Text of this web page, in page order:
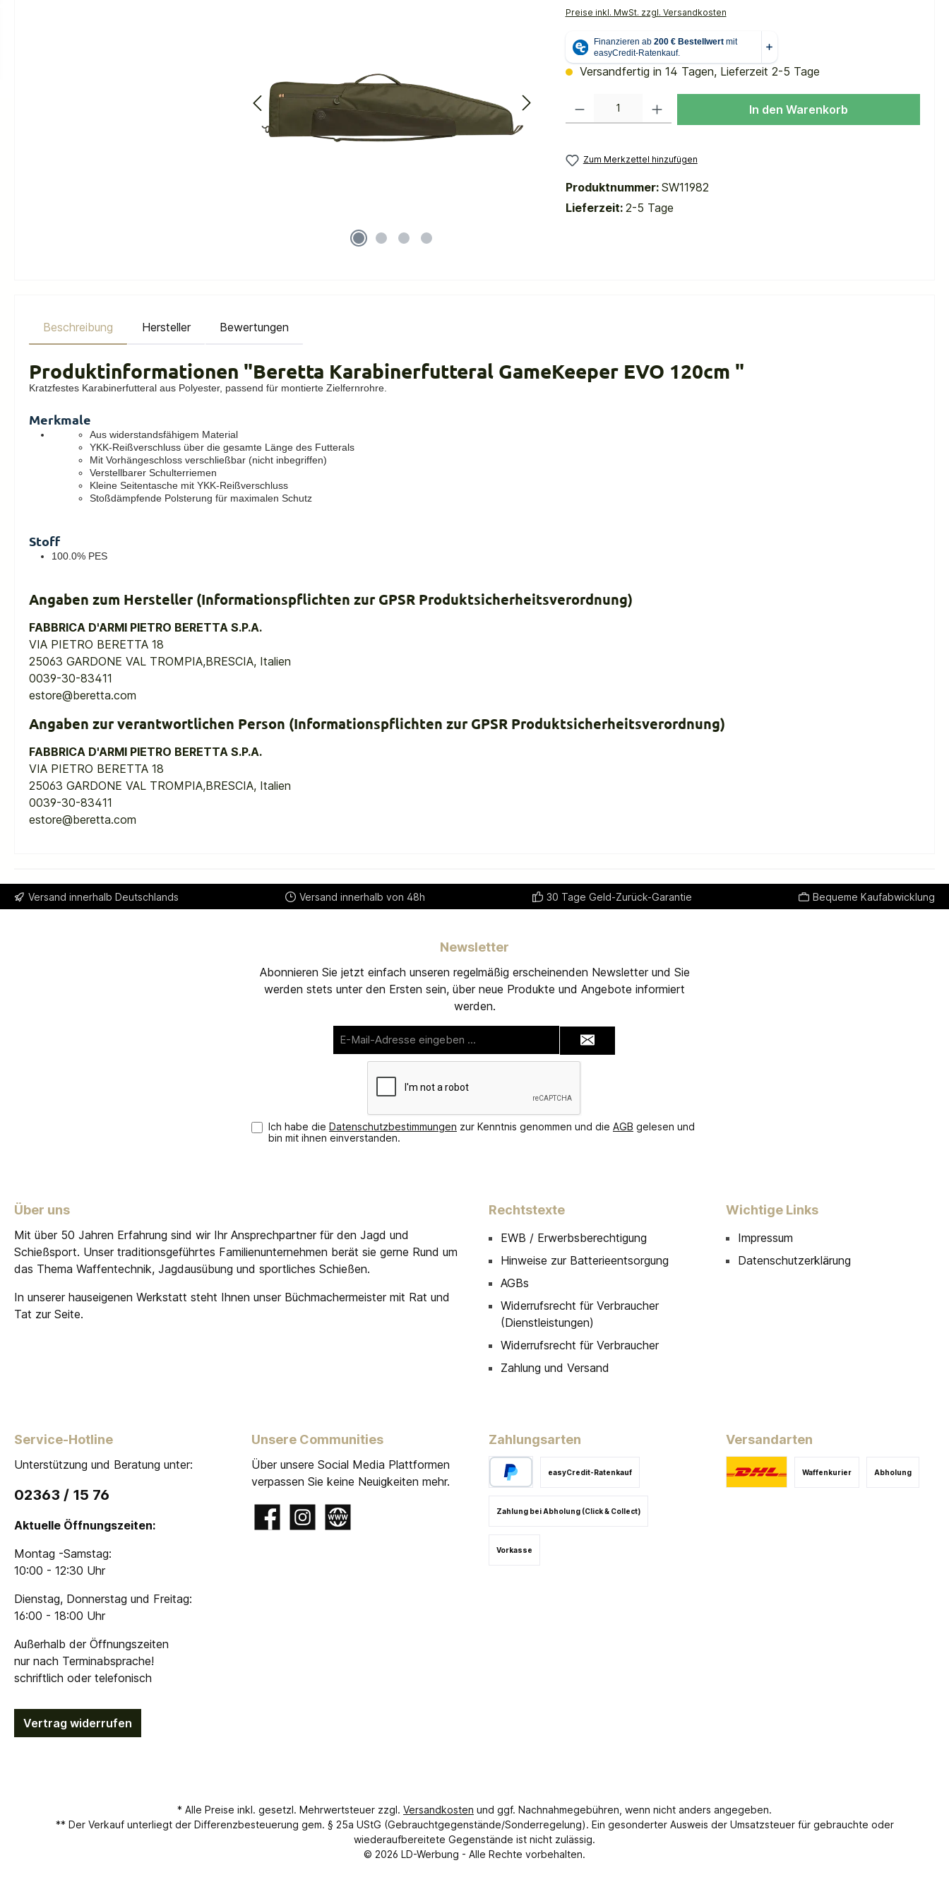
Preise inkl. MwSt. zzgl. Versandkosten
Versandfertig in 14 Tagen, Lieferzeit 2-5 Tage
In den Warenkorb
Zum Merkzettel hinzufügen
Produktnummer: SW11982
Lieferzeit: 2-5 Tage
Beschreibung Hersteller Bewertungen
Produktinformationen "Beretta Karabinerfutteral GameKeeper EVO 120cm "
Kratzfestes Karabinerfutteral aus Polyester, passend für montierte Zielfernrohre.
Merkmale
Aus widerstandsfähigem Material
YKK-Reißverschluss über die gesamte Länge des Futterals
Mit Vorhängeschloss verschließbar (nicht inbegriffen)
Verstellbarer Schulterriemen
Kleine Seitentasche mit YKK-Reißverschluss
Stoßdämpfende Polsterung für maximalen Schutz
Stoff
100.0% PES
Angaben zum Hersteller (Informationspflichten zur GPSR Produktsicherheitsverordnung)
FABBRICA D'ARMI PIETRO BERETTA S.P.A.
VIA PIETRO BERETTA 18
25063 GARDONE VAL TROMPIA,BRESCIA, Italien
0039-30-83411
estore@beretta.com
Angaben zur verantwortlichen Person (Informationspflichten zur GPSR Produktsicherheitsverordnung)
FABBRICA D'ARMI PIETRO BERETTA S.P.A.
VIA PIETRO BERETTA 18
25063 GARDONE VAL TROMPIA,BRESCIA, Italien
0039-30-83411
estore@beretta.com
Versand innerhalb Deutschlands Versand innerhalb von 48h 30 Tage Geld-Zurück-Garantie Bequeme Kaufabwicklung
Newsletter
Abonnieren Sie jetzt einfach unseren regelmäßig erscheinenden Newsletter und Sie
werden stets unter den Ersten sein, über neue Produkte und Angebote informiert
werden.
Mail-
Adresse*
Ich habe die Datenschutzbestimmungen zur Kenntnis genommen und die AGB gelesen und
bin mit ihnen einverstanden.
Über uns
Mit über 50 Jahren Erfahrung sind wir Ihr Ansprechpartner für den Jagd und
Schießsport. Unser traditionsgeführtes Familienunternehmen berät sie gerne Rund um
das Thema Waffentechnik, Jagdausübung und sportliches Schießen.
In unserer hauseigenen Werkstatt steht Ihnen unser Büchmachermeister mit Rat und
Tat zur Seite.
Rechtstexte
EWB / Erwerbsberechtigung
Hinweise zur Batterieentsorgung
AGBs
Widerrufsrecht für Verbraucher
(Dienstleistungen)
Widerrufsrecht für Verbraucher
Zahlung und Versand
Wichtige Links
Impressum
Datenschutzerklärung
Service-Hotline
Unterstützung und Beratung unter:
02363 / 15 76
Aktuelle Öffnungszeiten:
Montag -Samstag:
10:00 - 12:30 Uhr
Dienstag, Donnerstag und Freitag:
16:00 - 18:00 Uhr
Außerhalb der Öffnungszeiten
nur nach Terminabsprache!
schriftlich oder telefonisch
Vertrag widerrufen
Unsere Communities
Über unsere Social Media Plattformen
verpassen Sie keine Neuigkeiten mehr.
FacebookInstagramWebsite
Zahlungsarten
Vorkasse
easyCredit-Ratenkauf
Zahlung bei Abholung (Click & Collect)
Versandarten
Waffenkurier Abholung
* Alle Preise inkl. gesetzl. Mehrwertsteuer zzgl. Versandkosten und ggf. Nachnahmegebühren, wenn nicht anders angegeben.
** Der Verkauf unterliegt der Differenzbesteuerung gem. § 25a UStG (Gebrauchtgegenstände/Sonderregelung). Ein gesonderter Ausweis der Umsatzsteuer für gebrauchte oder
wiederaufbereitete Gegenstände ist nicht zulässig.
© 2026 LD-Werbung - Alle Rechte vorbehalten.